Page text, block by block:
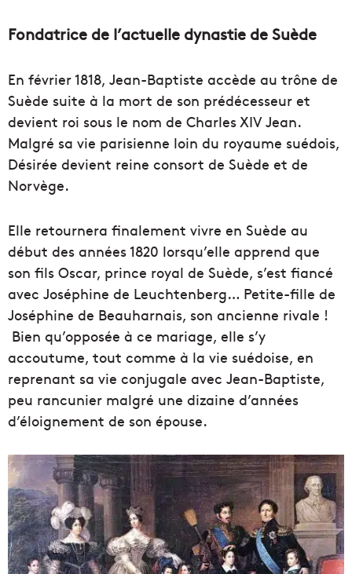
Fondatrice de l’actuelle dynastie de Suède
En février 1818, Jean-Baptiste accède au trône de
Suède suite à la mort de son prédécesseur et
devient roi sous le nom de Charles XIV Jean.
Malgré sa vie parisienne loin du royaume suédois,
Désirée devient reine consort de Suède et de
Norvège.
Elle retournera finalement vivre en Suède au
début des années 1820 lorsqu’elle apprend que
son fils Oscar, prince royal de Suède, s’est fiancé
avec Joséphine de Leuchtenberg… Petite-fille de
Joséphine de Beauharnais, son ancienne rivale !
Bien qu’opposée à ce mariage, elle s’y
accoutume, tout comme à la vie suédoise, en
reprenant sa vie conjugale avec Jean-Baptiste,
peu rancunier malgré une dizaine d’années
d’éloignement de son épouse.